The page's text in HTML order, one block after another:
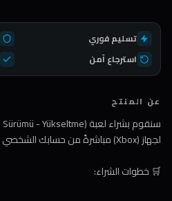
تسليم فوري
استرجاع آمن
عن المنتج
لجهاز (Xbox) مباشرةً من حسابك الشخصي 🎮
🛒 خطوات الشراء: